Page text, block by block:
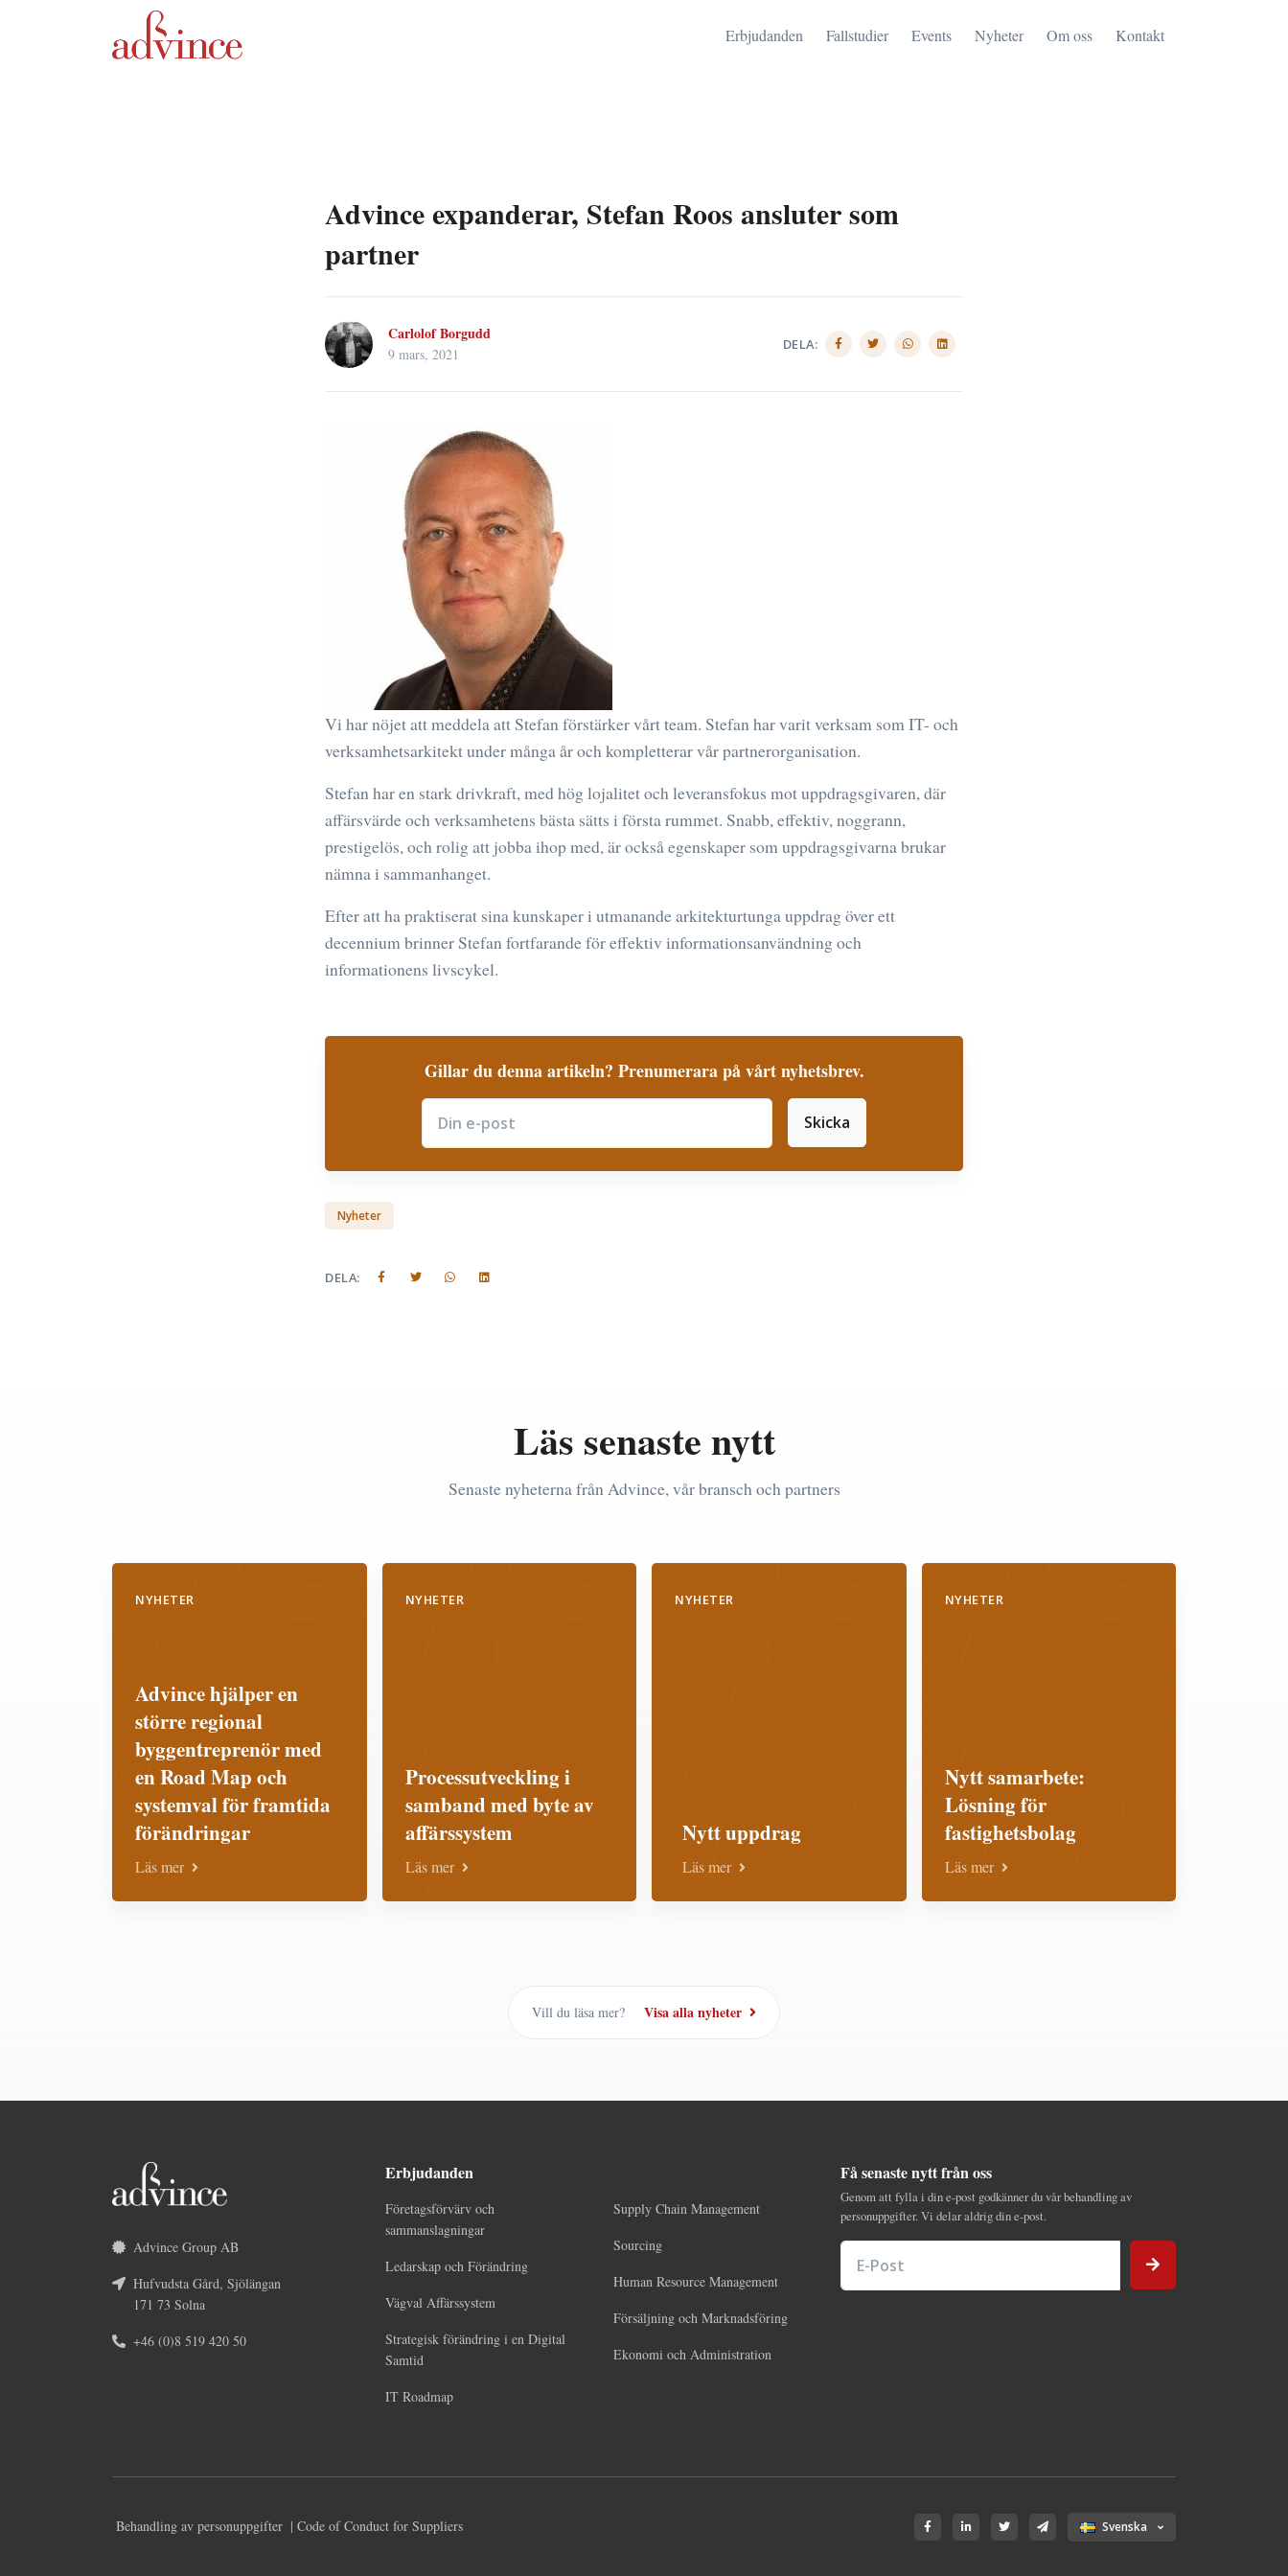
Erbjudanden Fallstudier Events Nyheter Om oss Kontakt
Advince expanderar, Stefan Roos ansluter som
partner
Carlolof Borgudd
9 mars, 2021
DELA:
Vi har nöjet att meddela att Stefan förstärker vårt team. Stefan har varit verksam som IT- och
verksamhetsarkitekt under många år och kompletterar vår partnerorganisation.
Stefan har en stark drivkraft, med hög lojalitet och leveransfokus mot uppdragsgivaren, där
affärsvärde och verksamhetens bästa sätts i första rummet. Snabb, effektiv, noggrann,
prestigelös, och rolig att jobba ihop med, är också egenskaper som uppdragsgivarna brukar
nämna i sammanhanget.
Efter att ha praktiserat sina kunskaper i utmanande arkitekturtunga uppdrag över ett
decennium brinner Stefan fortfarande för effektiv informationsanvändning och
informationens livscykel.
Gillar du denna artikeln? Prenumerara på vårt nyhetsbrev.
Subscribe
Skicka
Nyheter
DELA:
Läs senaste nytt
Senaste nyheterna från Advince, vår bransch och partners
NYHETER
Advince hjälper en
större regional
byggentreprenör med
en Road Map och
systemval för framtida
förändringar
Läs mer
NYHETER
Processutveckling i
samband med byte av
affärssystem
Läs mer
NYHETER
Nytt uppdrag
Läs mer
NYHETER
Nytt samarbete:
Lösning för
fastighetsbolag
Läs mer
Vill du läsa mer? Visa alla nyheter
Advince Group AB
Hufvudsta Gård, Sjölängan
171 73 Solna
+46 (0)8 519 420 50
Erbjudanden
Företagsförvärv och
sammanslagningar
Ledarskap och Förändring
Vägval Affärssystem
Strategisk förändring i en Digital
Samtid
IT Roadmap
Supply Chain Management
Sourcing
Human Resource Management
Försäljning och Marknadsföring
Ekonomi och Administration
Få senaste nytt från oss
Genom att fylla i din e-post godkänner du vår behandling av
personuppgifter. Vi delar aldrig din e-post.
Behandling av personuppgifter | Code of Conduct for Suppliers Svenska